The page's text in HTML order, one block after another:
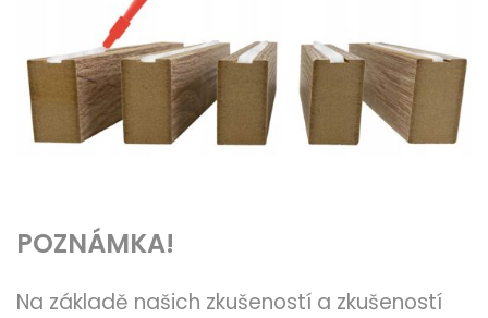
POZNÁMKA!
Na základě našich zkušeností a zkušeností